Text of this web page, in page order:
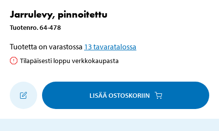
Jarrulevy, pinnoitettu
Tuotenro.64-478
Tuotetta on varastossa 13 tavaratalossa
Tilapäisesti loppu verkkokaupasta
LISÄÄ OSTOSKORIIN